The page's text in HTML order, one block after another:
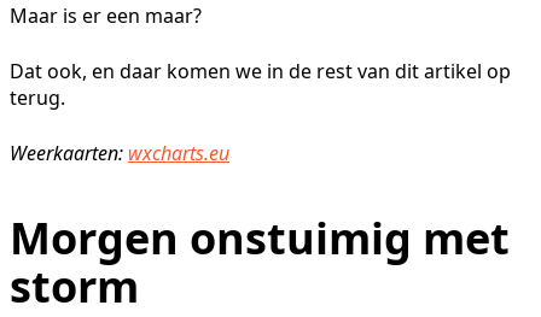
Maar is er een maar?
Dat ook, en daar komen we in de rest van dit artikel op
terug.
Weerkaarten: wxcharts.eu
Morgen onstuimig met
storm